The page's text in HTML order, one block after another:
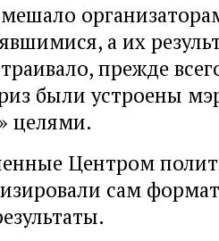
а их
прежде
были устроены
целями.
Центром
сам